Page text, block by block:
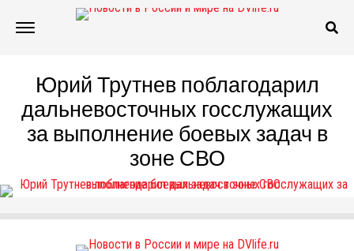
Юрий Трутнев поблагодарил
дальневосточных госслужащих
за выполнение боевых задач в
зоне СВО